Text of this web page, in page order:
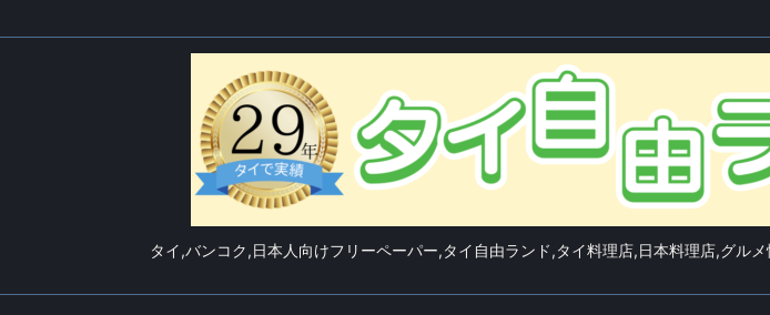
タイ,バンコク,日本人向けフリーペーパー,タイ自由ランド,タイ料理店,日本料理店,グル